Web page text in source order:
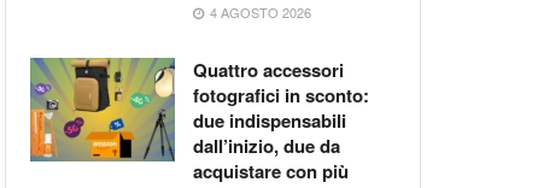
4 AGOSTO 2026
Quattro accessori
fotografici in sconto:
due indispensabili
dall’inizio, due da
acquistare con più